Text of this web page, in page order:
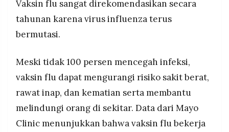
Vaksin flu sangat direkomendasikan secara
tahunan karena virus influenza terus
bermutasi.
Meski tidak 100 persen mencegah infeksi,
vaksin flu dapat mengurangi risiko sakit berat,
rawat inap, dan kematian serta membantu
melindungi orang di sekitar. Data dari Mayo
Clinic menunjukkan bahwa vaksin flu bekerja